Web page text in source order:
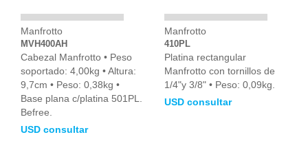
Manfrotto
MVH400AH
Cabezal Manfrotto • Peso
soportado: 4,00kg • Altura:
9,7cm • Peso: 0,38kg •
Base plana c/platina 501PL.
Befree.
USD consultar
Manfrotto
410PL
Platina rectangular
Manfrotto con tornillos de
1/4"y 3/8" • Peso: 0,09kg.
USD consultar